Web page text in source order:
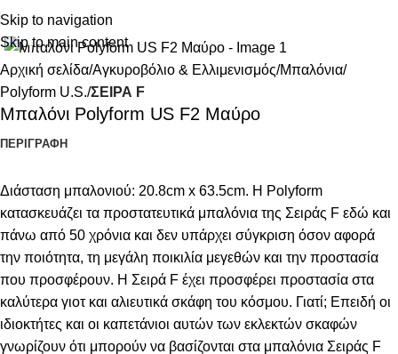
Skip to navigation
Skip to main content
Κάντε κλικ για μεγέθυνση
Αρχική σελίδα Αγκυροβόλιο & Ελλιμενισμός Μπαλόνια
Polyform U.S. ΣΕΙΡΑ F
Μπαλόνι Polyform US F2 Μαύρο
ΠΕΡΙΓΡΑΦΉ
Διάσταση μπαλονιού: 20.8cm x 63.5cm. Η Polyform
κατασκευάζει τα προστατευτικά μπαλόνια της Σειράς F εδώ και
πάνω από 50 χρόνια και δεν υπάρχει σύγκριση όσον αφορά
την ποιότητα, τη μεγάλη ποικιλία μεγεθών και την προστασία
που προσφέρουν. Η Σειρά F έχει προσφέρει προστασία στα
καλύτερα γιοτ και αλιευτικά σκάφη του κόσμου. Γιατί; Επειδή οι
ιδιοκτήτες και οι καπετάνιοι αυτών των εκλεκτών σκαφών
γνωρίζουν ότι μπορούν να βασίζονται στα μπαλόνια Σειράς F